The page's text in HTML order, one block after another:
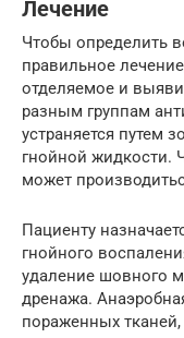
Лечение
Чтобы определить
правильное
отделяемое и
разным группам
устраняется путем
гнойной жидкости.
может
Пациенту
гнойного
удаление шовного
дренажа.
пораженных